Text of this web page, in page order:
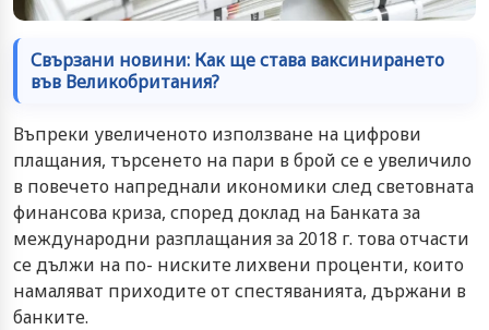
Свързани новини: Как ще става ваксинирането
във Великобритания?
Въпреки увеличеното използване на цифрови
плащания, търсенето на пари в брой се е увеличило
в повечето напреднали икономики след световната
финансова криза, според доклад на Банката за
международни разплащания за 2018 г. това отчасти
се дължи на по- ниските лихвени проценти, които
намаляват приходите от спестяванията, държани в
банките.